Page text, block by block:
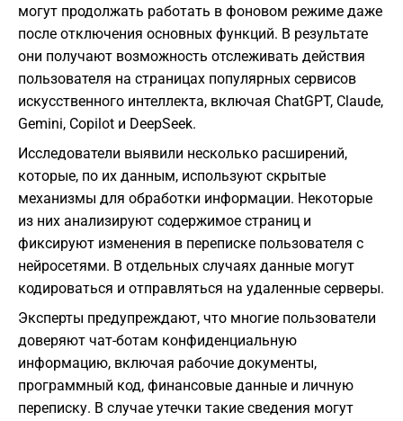
могут продолжать работать в фоновом режиме даже
после отключения основных функций. В результате
они получают возможность отслеживать действия
пользователя на страницах популярных сервисов
искусственного интеллекта, включая ChatGPT, Claude,
Gemini, Copilot и DeepSeek.
Исследователи выявили несколько расширений,
которые, по их данным, используют скрытые
механизмы для обработки информации. Некоторые
из них анализируют содержимое страниц и
фиксируют изменения в переписке пользователя с
нейросетями. В отдельных случаях данные могут
кодироваться и отправляться на удаленные серверы.
Эксперты предупреждают, что многие пользователи
доверяют чат-ботам конфиденциальную
информацию, включая рабочие документы,
программный код, финансовые данные и личную
переписку. В случае утечки такие сведения могут